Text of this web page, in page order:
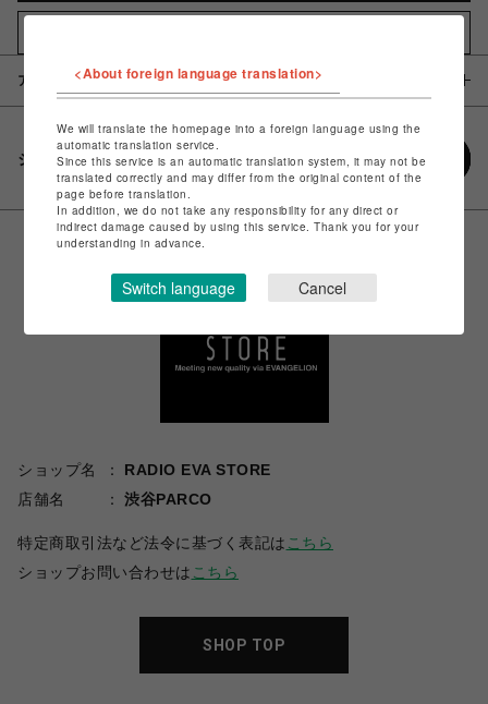
アイテム説明 / 素材
シェアする
ショップ名
RADIO EVA STORE
店舗名
渋谷PARCO
特定商取引法など法令に基づく表記は こちら
ショップお問い合わせは こちら
SHOP TOP
<About foreign language translation>
We will translate the homepage into a foreign language using the
automatic translation service.
Since this service is an automatic translation system, it may not be
translated correctly and may differ from the original content of the
page before translation.
In addition, we do not take any responsibility for any direct or
indirect damage caused by using this service. Thank you for your
understanding in advance.
Switch language Cancel